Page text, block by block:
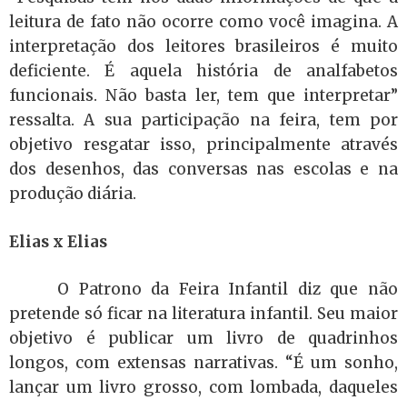
leitura de fato não ocorre como você imagina. A
interpretação dos leitores brasileiros é muito
deficiente. É aquela história de analfabetos
funcionais. Não basta ler, tem que interpretar”
ressalta. A sua participação na feira, tem por
objetivo resgatar isso, principalmente através
dos desenhos, das conversas nas escolas e na
produção diária.
Elias x Elias
O Patrono da Feira Infantil diz que não
pretende só ficar na literatura infantil. Seu maior
objetivo é publicar um livro de quadrinhos
longos, com extensas narrativas. “É um sonho,
lançar um livro grosso, com lombada, daqueles